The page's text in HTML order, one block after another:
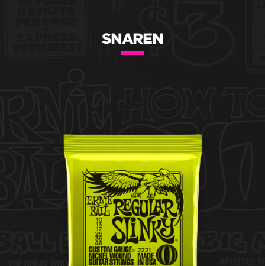
SNAREN